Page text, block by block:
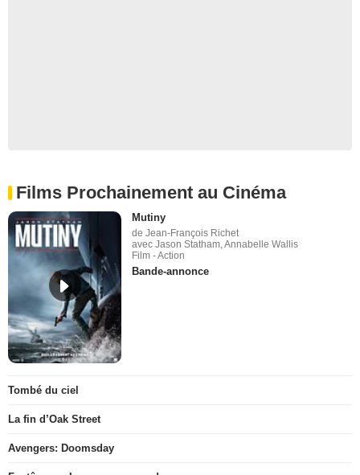
Films Prochainement au Cinéma
Mutiny
de Jean-François Richet
avec Jason Statham, Annabelle Wallis
Film - Action
Bande-annonce
Tombé du ciel
La fin d’Oak Street
Avengers: Doomsday